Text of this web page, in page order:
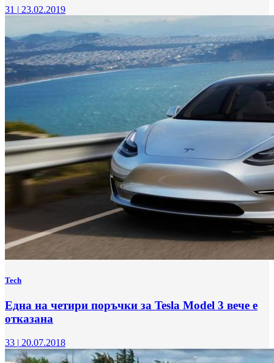
31 | 23.02.2019
Tech
Една на четири поръчки за Tesla Model 3 вече е
отказана
33 | 20.07.2018